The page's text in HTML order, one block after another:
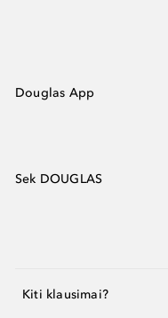
Douglas App
Sek DOUGLAS
Kiti klausimai?